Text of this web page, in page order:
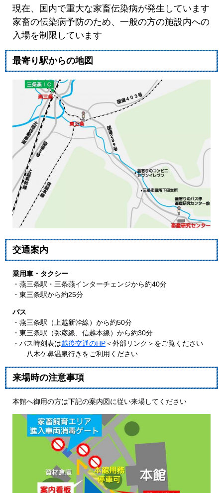
現在、国内で重大な家畜伝染病が発生しています
家畜の伝染病予防のため、一般の方の施設内への
入場を制限しています
最寄り駅からの地図
交通案内
乗用車・タクシー
・燕三条駅・三条燕インターチェンジから約40分
・東三条駅から約25分
バス
・燕三条駅（上越新幹線）から約50分
・東三条駅（弥彦線、信越本線）から約30分
・バス時刻表は越後交通のHP＜外部リンク＞ をご覧ください
八木ケ鼻温泉行きをご利用ください
来場時の注意事項
本館へ御用の方は下記の案内図に従い来場してください